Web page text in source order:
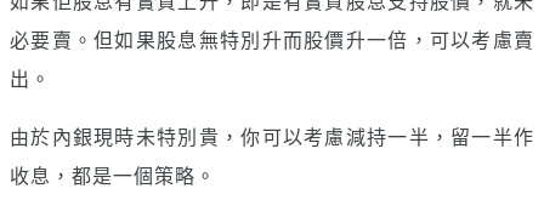
必要賣。但如果股息無特別升而股價升一倍，可以考慮賣
出。
由於內銀現時未特別貴，你可以考慮減持一半，留一半作
收息，都是一個策略。